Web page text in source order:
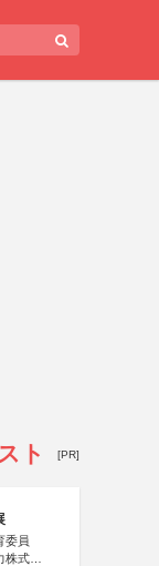
ト [PR]
委員
式会